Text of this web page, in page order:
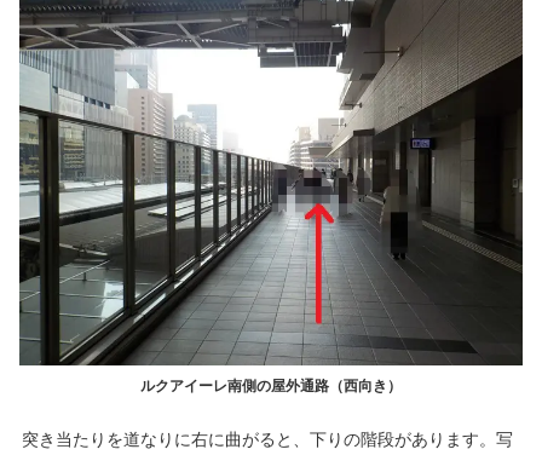
ルクアイーレ南側の屋外通路（西向き）
突き当たりを道なりに右に曲がると、下りの階段があります。写